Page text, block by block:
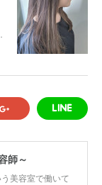
師～
美容室で働いて